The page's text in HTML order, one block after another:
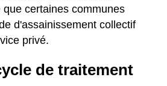
certaines communes
d'assainissement collectif
privé.
de traitement